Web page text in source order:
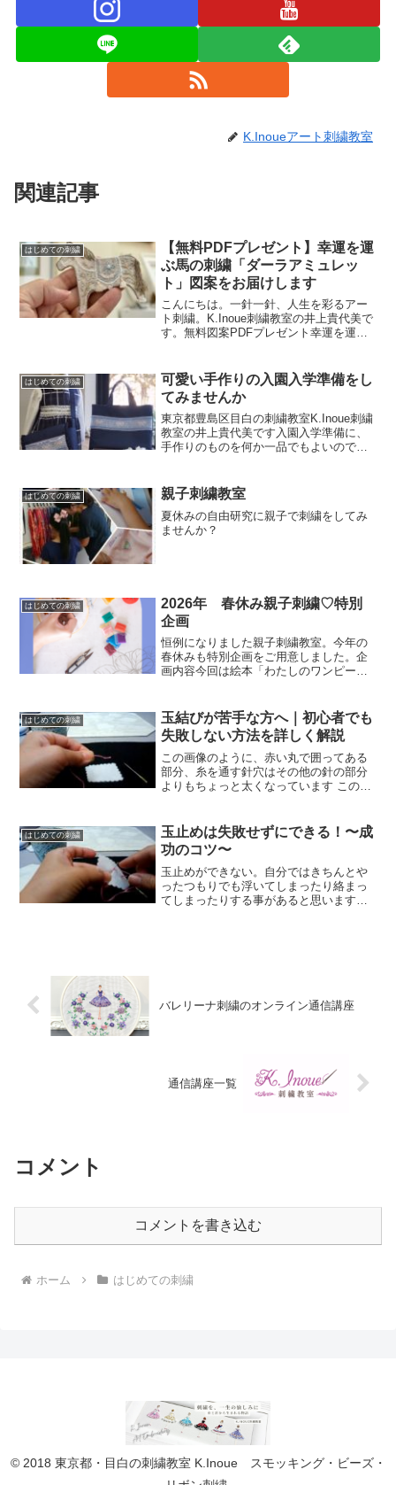
K.Inoueアート刺繍教室
関連記事
はじめての刺繍
【無料PDFプレゼント】幸運を運
ぶ馬の刺繍「ダーラアミュレッ
ト」図案をお届けします
こんにちは。一針一針、人生を彩るアー
ト刺繍。K.Inoue刺繍教室の井上貴代美で
す。無料図案PDFプレゼント幸運を運ぶ
フに、小さなお守り刺繍「ダーラアミュ
レット」を作り...
はじめての刺繍
可愛い手作りの入園入学準備をし
てみませんか
東京都豊島区目白の刺繍教室K.Inoue刺繍
教室の井上貴代美です入園入学準備に、
手作りのものを何か一品でもよいので、
が子の旅立ち準備親の手を借りずにお着
替えをしたり、お...
はじめての刺繍 親子刺繍教室
夏休みの自由研究に親子で刺繍をしてみ
ませんか？
はじめての刺繍
2026年 春休み親子刺繍♡特別
企画
恒例になりました親子刺繍教室。今年の
春休みも特別企画をご用意しました。企
画内容今回は絵本「わたしのワンピー
作します。※お子様が絵を描いている
間、お母様(お祖母様)はご希...
はじめての刺繍
玉結びが苦手な方へ｜初心者でも
失敗しない方法を詳しく解説
この画像のように、赤い丸で囲ってある
部分、糸を通す針穴はその他の針の部分
よりもちょっと太くなっています この画
針穴の方が太くなっています この構造が
わかっていれば、玉止...
はじめての刺繍
玉止めは失敗せずにできる！〜成
功のコツ〜
玉止めができない。自分ではきちんとや
ったつもりでも浮いてしまったり絡まっ
てしまったりする事があると思います。
バレリーナ刺繍のオンライン通信講座
通信講座一覧
コメント
コメントを書き込む
ホーム はじめての刺繍
© 2018 東京都・目白の刺繍教室 K.Inoue スモッキング・ビーズ・